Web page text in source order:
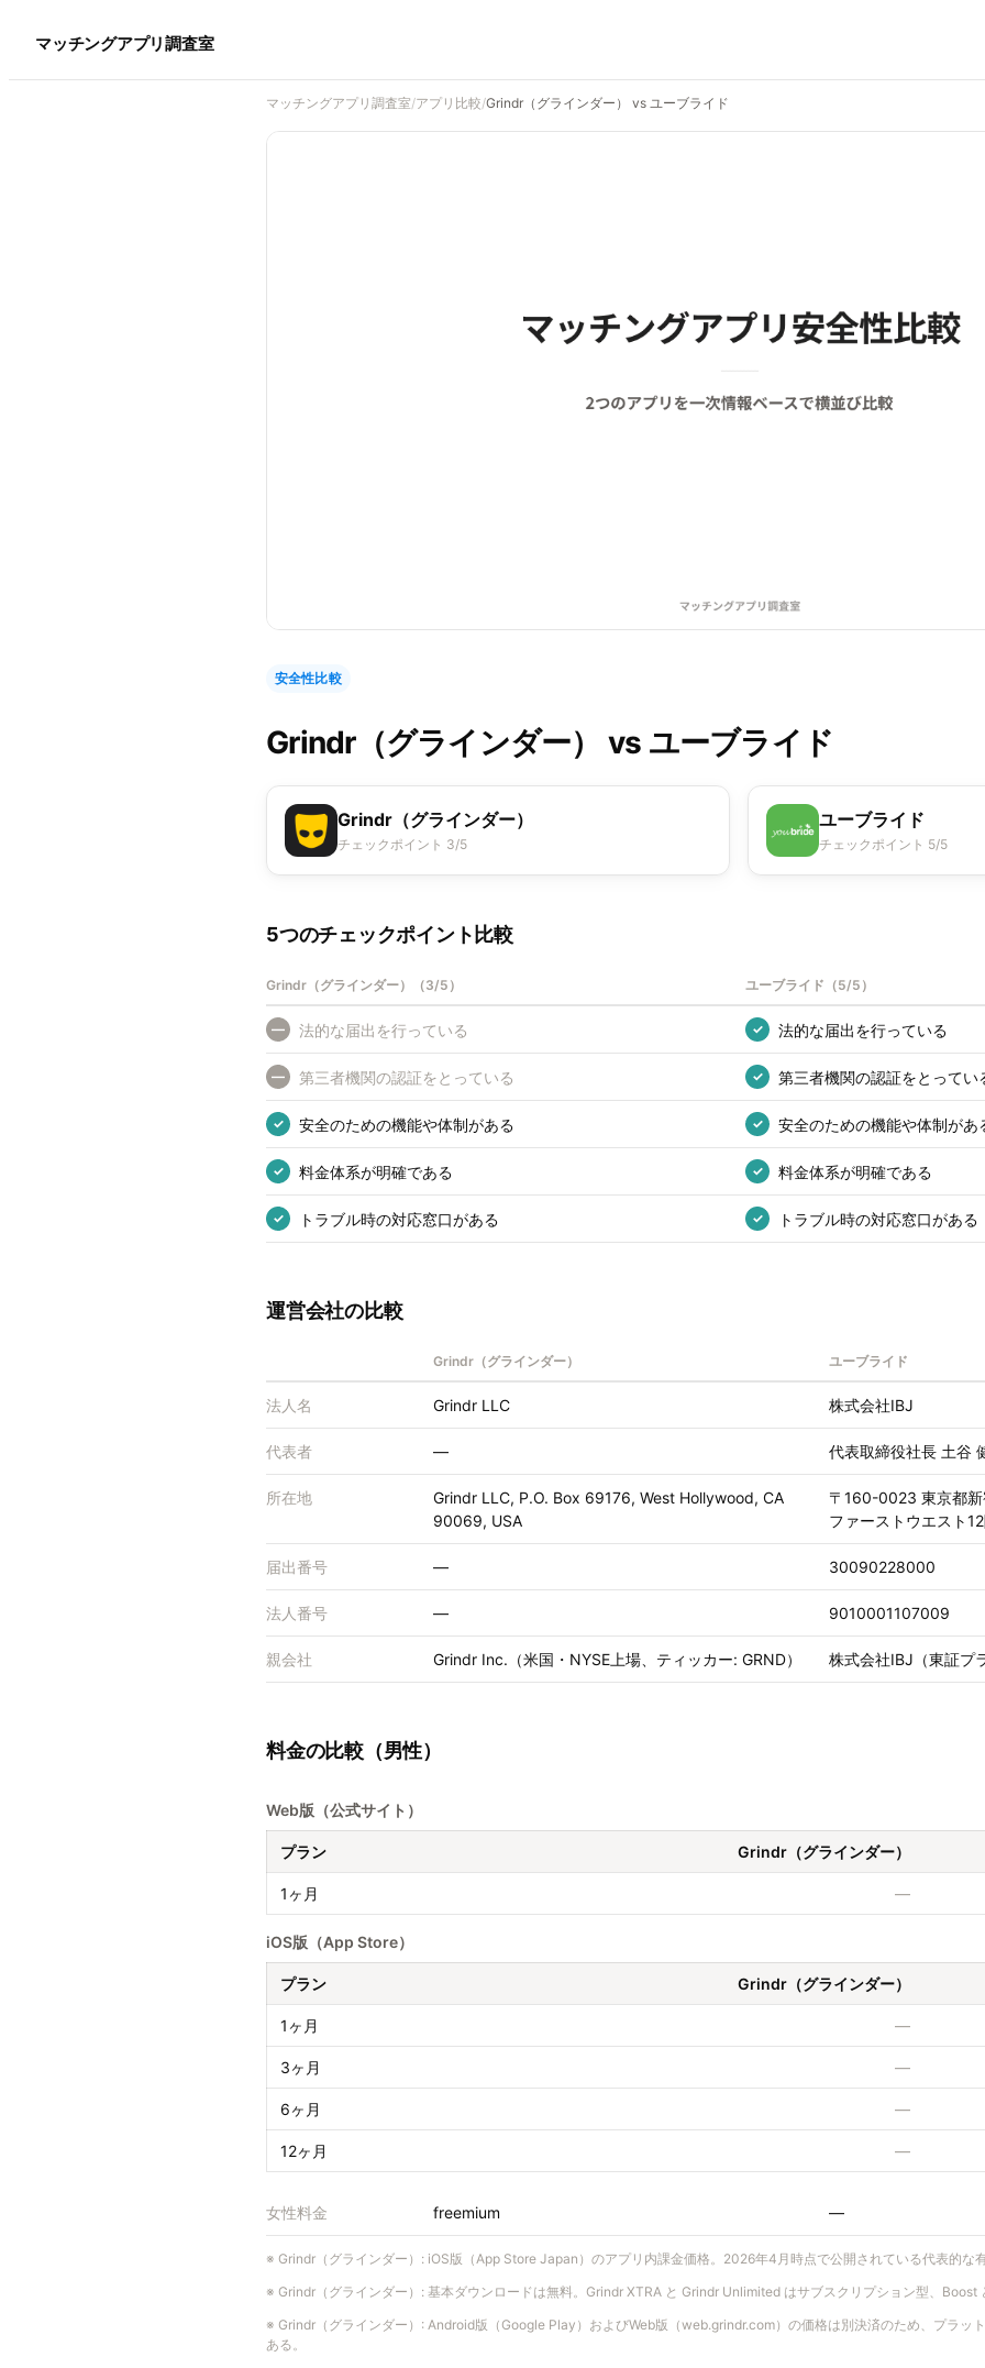
マッチングアプリ調査室
マッチングアプリ調査室/アプリ比較/Grindr（グラインダー） vs ユーブライド
安全性比較
Grindr（グラインダー） vs ユーブライド
Grindr（グラインダー）
チェックポイント 3/5
ユーブライド
チェックポイント 5/5
5つのチェックポイント比較
Grindr（グラインダー） （3/5 ） ユーブライド （5/5 ）
— 法的な届出を行っている ✓ 法的な届出を行っている
— 第三者機関の認証をとっている ✓ 第三者機関の認証をとってい
✓ 安全のための機能や体制がある ✓ 安全のための機能や体制があ
✓ 料金体系が明確である ✓ 料金体系が明確である
✓ トラブル時の対応窓口がある ✓ トラブル時の対応窓口がある
運営会社の比較
Grindr（グラインダー） ユーブライド
法人名 Grindr LLC 株式会社IBJ
代表者 — 代表取締役社長 土谷
所在地
Grindr LLC, P.O. Box 69176, West Hollywood, CA
90069, USA
〒160-0023 東京都
ファーストウエスト
届出番号 — 30090228000
法人番号 — 9010001107009
親会社 Grindr Inc.（米国・NYSE上場、ティッカー: GRND） 株式会社IBJ（東証プ
料金の比較（男性）
Web版（公式サイト）
プラン Grindr（グラインダー）
1ヶ月 —
iOS版（App Store）
プラン Grindr（グラインダー）
1ヶ月 —
3ヶ月 —
6ヶ月 —
12ヶ月 —
女性料金 freemium —
※ Grindr（グラインダー） : iOS版（App Store Japan）のアプリ内課金価格。2026年4月時点で公開されている代表的な有
※ Grindr（グラインダー） : 基本ダウンロードは無料。Grindr XTRA と Grindr Unlimited はサブスクリプション型、Boost
※ Grindr（グラインダー） : Android版（Google Play）およびWeb版（web.grindr.com）の価格は別決済のため、プラッ
ある。